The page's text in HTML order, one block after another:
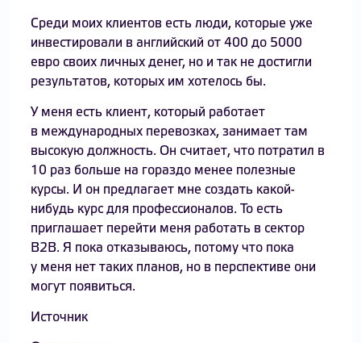
Среди моих клиентов есть люди, которые уже
инвестировали в английский от 400 до 5000
евро своих личных денег, но и так не достигли
результатов, которых им хотелось бы.
У меня есть клиент, который работает
в международных перевозках, занимает там
высокую должность. Он считает, что потратил в
10 раз больше на гораздо менее полезные
курсы. И он предлагает мне создать какой-
нибудь курс для профессионалов. То есть
приглашает перейти меня работать в сектор
В2В. Я пока отказываюсь, потому что пока
у меня нет таких планов, но в перспективе они
могут появиться.
Источник